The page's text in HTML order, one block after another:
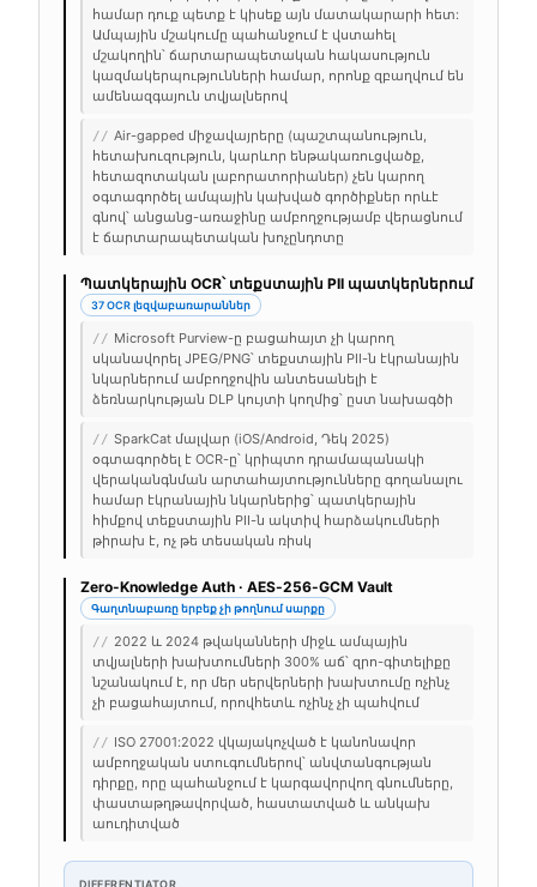
համար դուք պետք է կիսեք այն մատակարարի հետ:
Ամպային մշակումը պահանջում է վստահել
մշակողին՝ ճարտարապետական հակասություն
կազմակերպությունների համար, որոնք զբաղվում են
ամենազգայուն տվյալներով
// Air-gapped միջավայրերը (պաշտպանություն,
հետախուզություն, կարևոր ենթակառուցվածք,
հետազոտական լաբորատորիաներ) չեն կարող
օգտագործել ամպային կախված գործիքներ որևէ
գնով՝ անցանց-առաջինը ամբողջությամբ վերացնում
է ճարտարապետական խոչընդոտը
Պատկերային OCR՝ տեքստային PII պատկերներում
37 OCR լեզվաբառարաններ
// Microsoft Purview-ը բացահայտ չի կարող
սկանավորել JPEG/PNG՝ տեքստային PII-ն էկրանային
նկարներում ամբողջովին անտեսանելի է
ձեռնարկության DLP կույտի կողմից՝ ըստ նախագծի
// SparkCat մալվար (iOS/Android, Դեկ 2025)
օգտագործել է OCR-ը՝ կրիպտո դրամապանակի
վերականգնման արտահայտությունները գողանալու
համար էկրանային նկարներից՝ պատկերային
հիմքով տեքստային PII-ն ակտիվ հարձակումների
թիրախ է, ոչ թե տեսական ռիսկ
Zero-Knowledge Auth · AES-256-GCM Vault
Գաղտնաբառը երբեք չի թողնում սարքը
// 2022 և 2024 թվականների միջև ամպային
տվյալների խախտումների 300% աճ՝ զրո-գիտելիքը
նշանակում է, որ մեր սերվերների խախտումը ոչինչ
չի բացահայտում, որովհետև ոչինչ չի պահվում
// ISO 27001:2022 վկայակոչված է կանոնավոր
ամբողջական ստուգումներով՝ անվտանգության
դիրքը, որը պահանջում է կարգավորվող գնումները,
փաստաթղթավորված, հաստատված և անկախ
աուդիտված
DIFFERENTIATOR